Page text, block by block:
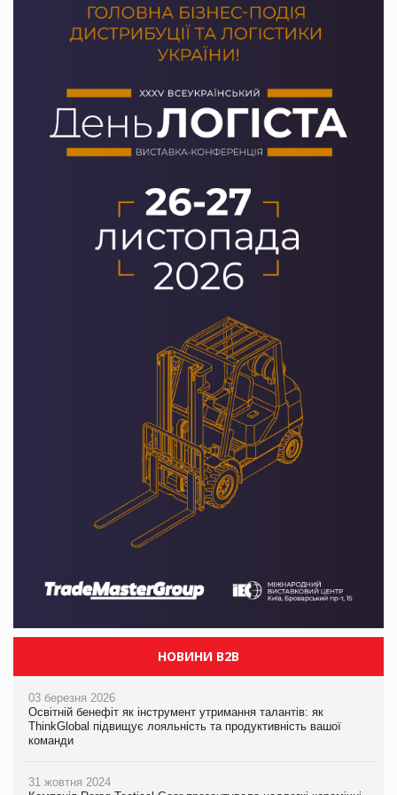
НОВИНИ B2B
03 березня 2026
Освітній бенефіт як інструмент утримання талантів: як
ThinkGlobal підвищує лояльність та продуктивність вашої
команди
31 жовтня 2024